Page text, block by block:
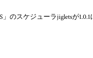
のスケジューラjigletsが